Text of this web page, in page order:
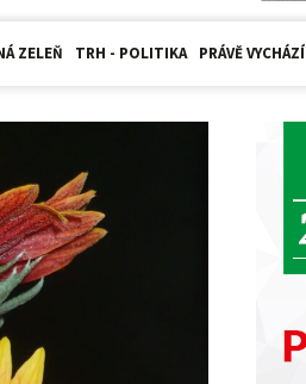
ZELEŇ TRH - POLITIKA PRÁVĚ VYCHÁZÍ